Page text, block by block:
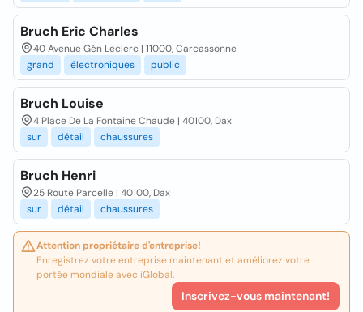
Bruch Eric Charles
40 Avenue Gén Leclerc | 11000, Carcassonne
grand
électroniques public
Bruch Louise
4 Place De La Fontaine Chaude | 40100, Dax
sur
détail chaussures
Bruch Henri
25 Route Parcelle | 40100, Dax
sur
détail chaussures
Attention propriétaire d'entreprise!
Enregistrez votre entreprise maintenant et améliorez votre
portée mondiale avec iGlobal.
Inscrivez-vous maintenant!